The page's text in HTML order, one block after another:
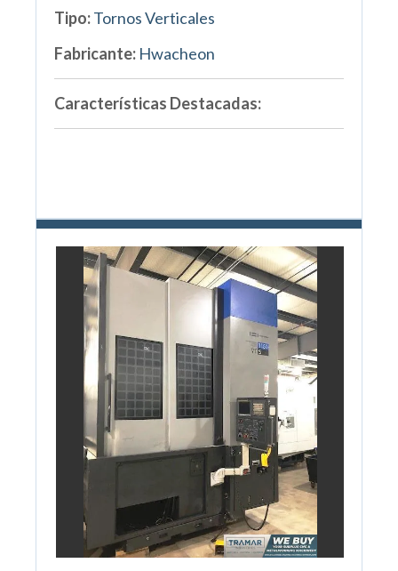
Tipo:Tornos Verticales
Fabricante: Hwacheon
Características Destacadas: